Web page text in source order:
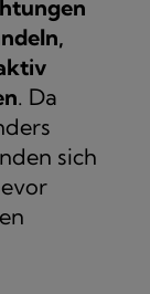
. Da
sich